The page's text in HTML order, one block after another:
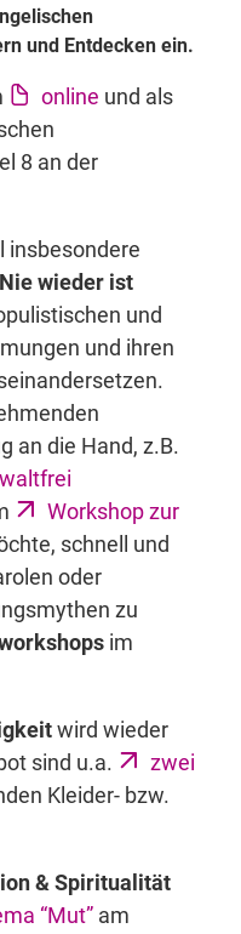
und Entdecken ein.
online und als
8 an der
insbesondere
wieder ist
und
und ihren
an die Hand, z.B.
Workshop zur
schnell und
oder
zu
im
wird wieder
sind u.a.
zwei
Kleider- bzw.
& Spiritualität
“Mut” am